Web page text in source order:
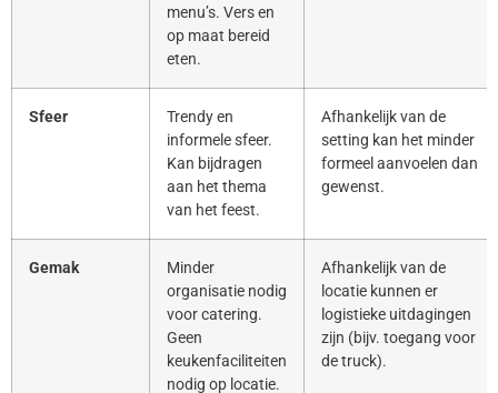
menu’s. Vers en
op maat bereid
eten.
Sfeer
Trendy en
informele sfeer.
Kan bijdragen
aan het thema
van het feest.
Afhankelijk van de
setting kan het minder
formeel aanvoelen dan
gewenst.
Gemak
Minder
organisatie nodig
voor catering.
Geen
keukenfaciliteiten
nodig op locatie.
Afhankelijk van de
locatie kunnen er
logistieke uitdagingen
zijn (bijv. toegang voor
de truck).